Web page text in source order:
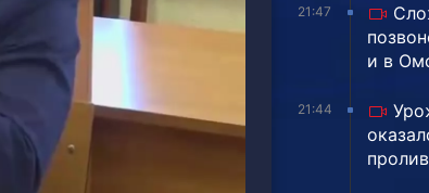
21:47
и в
21:44